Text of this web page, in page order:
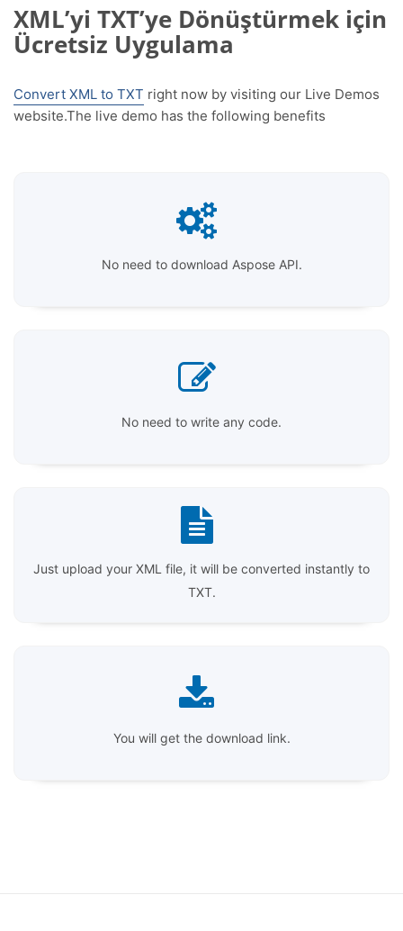
XML’yi TXT’ye Dönüştürmek için
Ücretsiz Uygulama
Convert XML to TXT right now by visiting our Live Demos
website.The live demo has the following benefits
No need to download Aspose API.
No need to write any code.
Just upload your XML file, it will be converted instantly to
TXT.
You will get the download link.